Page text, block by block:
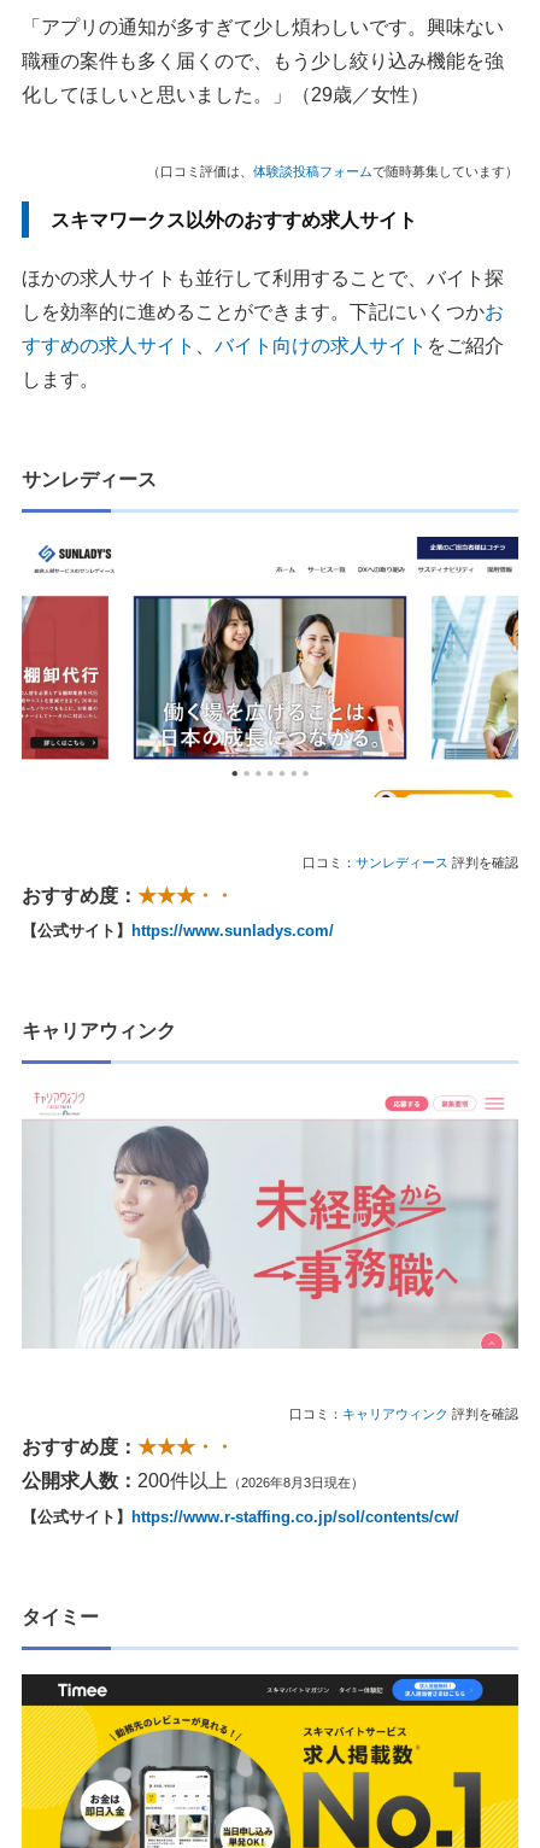
「アプリの通知が多すぎて少し煩わしいです。興味ない
職種の案件も多く届くので、もう少し絞り込み機能を強
化してほしいと思いました。」（29歳／女性）
（口コミ評価は、 体験談投稿フォームで随時募集しています）
スキマワークス以外のおすすめ求人サイト
ほかの求人サイトも並行して利用することで、バイト探
しを効率的に進めることができます。下記にいくつかお
すすめの求人サイト
バイト向けの求人サイト をご紹介
します。
サンレディース
口コミ： サンレディース 評判を確認
おすすめ度： ★★★・・
【公式サイト】 https://www.sunladys.com/
キャリアウィンク
口コミ： キャリアウィンク 評判を確認
おすすめ度： ★★★・・
公開求人数： 200件以上 （2026年8月3日現在）
【公式サイト】 https://www.r-staffing.co.jp/sol/contents/cw/
タイミー